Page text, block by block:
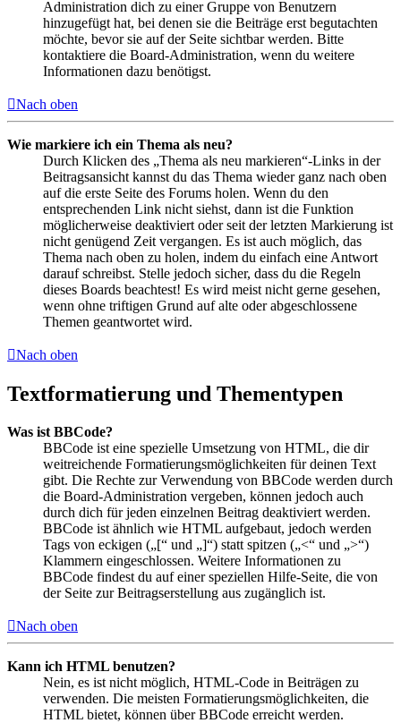
Administration dich zu einer Gruppe von Benutzern
hinzugefügt hat, bei denen sie die Beiträge erst begutachten
möchte, bevor sie auf der Seite sichtbar werden. Bitte
kontaktiere die Board-Administration, wenn du weitere
Informationen dazu benötigst.
Nach oben
Wie markiere ich ein Thema als neu?
Durch Klicken des „Thema als neu markieren“-Links in der
Beitragsansicht kannst du das Thema wieder ganz nach oben
auf die erste Seite des Forums holen. Wenn du den
entsprechenden Link nicht siehst, dann ist die Funktion
möglicherweise deaktiviert oder seit der letzten Markierung ist
nicht genügend Zeit vergangen. Es ist auch möglich, das
Thema nach oben zu holen, indem du einfach eine Antwort
darauf schreibst. Stelle jedoch sicher, dass du die Regeln
dieses Boards beachtest! Es wird meist nicht gerne gesehen,
wenn ohne triftigen Grund auf alte oder abgeschlossene
Themen geantwortet wird.
Nach oben
Textformatierung und Thementypen
Was ist BBCode?
BBCode ist eine spezielle Umsetzung von HTML, die dir
weitreichende Formatierungsmöglichkeiten für deinen Text
gibt. Die Rechte zur Verwendung von BBCode werden durch
die Board-Administration vergeben, können jedoch auch
durch dich für jeden einzelnen Beitrag deaktiviert werden.
BBCode ist ähnlich wie HTML aufgebaut, jedoch werden
Tags von eckigen („[“ und „]“) statt spitzen („<“ und „>“)
Klammern eingeschlossen. Weitere Informationen zu
BBCode findest du auf einer speziellen Hilfe-Seite, die von
der Seite zur Beitragserstellung aus zugänglich ist.
Nach oben
Kann ich HTML benutzen?
Nein, es ist nicht möglich, HTML-Code in Beiträgen zu
verwenden. Die meisten Formatierungsmöglichkeiten, die
HTML bietet, können über BBCode erreicht werden.